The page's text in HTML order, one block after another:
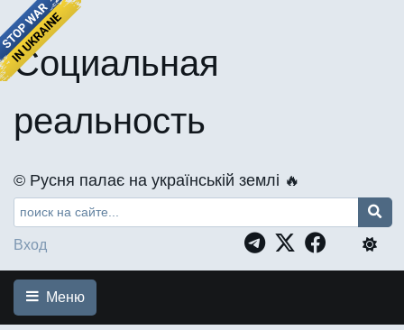
Социальная
реальность
©️ Русня палає на українській землі 🔥
Вход
Меню